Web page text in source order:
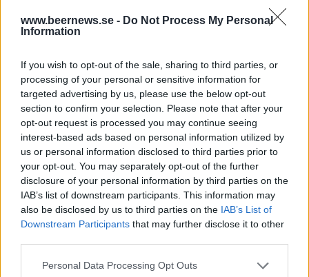
www.beernews.se - Do Not Process My Personal
Information
If you wish to opt-out of the sale, sharing to third parties, or
processing of your personal or sensitive information for
targeted advertising by us, please use the below opt-out
section to confirm your selection. Please note that after your
opt-out request is processed you may continue seeing
interest-based ads based on personal information utilized by
us or personal information disclosed to third parties prior to
your opt-out. You may separately opt-out of the further
disclosure of your personal information by third parties on the
IAB’s list of downstream participants. This information may
also be disclosed by us to third parties on the IAB’s List of
Downstream Participants that may further disclose it to other
Personal Data Processing Opt Outs
för nya sätt att mötas. För ett par veckor sedan hade
vi en lyckad webbaserad ölprovning i gruppen, något
2. Vad blir det bästa med din sommar 2020?
– Min bebis. Och att få dricka öl igen!
3. Vilket är det bästa svenska öl du har druckit så
här långt i år? Varför är ölet så bra?
– Ouff, svårt! Men kanske att Snausarve Soirli Dräue
med druvor från Gotland får det priset. En
ekfatslagrad suröl med komplexitet i klass med en
belgare. Jag hoppas på att få chans att testa något av
liknande kaliber när jag åker till Gotland i sommar.